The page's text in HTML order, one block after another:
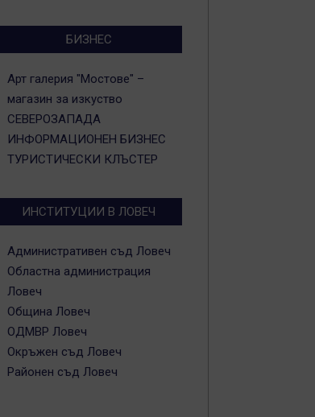
БИЗНЕС
Арт галерия "Мостове" –
магазин за изкуство
СЕВЕРОЗАПАДА
ИНФОРМАЦИОНЕН БИЗНЕС
ТУРИСТИЧЕСКИ КЛЪСТЕР
ИНСТИТУЦИИ В ЛОВЕЧ
Административен съд Ловеч
Областна администрация
Ловеч
Община Ловеч
ОДМВР Ловеч
Окръжен съд Ловеч
Районен съд Ловеч